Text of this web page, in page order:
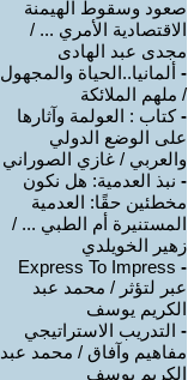
صعود وسقوط الهيمنة
الاقتصادية الأمري ... /
مجدى عبد الهادى
- ألمانيا..الحياة والمجهول
/ ملهم الملائكة
-كتاب : العولمة وآثارها
على الوضع الدولي
والعربي / غازي الصوراني
- نبذ العدمية: هل نكون
مخطئين حقًا: العدمية
المستنيرة أم الطبي ... /
زهير الخويلدي
-
Express To Impress
عبر لتؤثر / محمد عبد
الكريم يوسف
- التدريب الاستراتيجي
مفاهيم وآفاق / محمد عبد
الكريم يوسف